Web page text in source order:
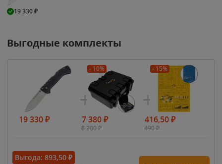
19 330₽
Выгодные комплекты
19 330₽
- 10%
7 380₽
8 200₽
- 15%
416,50₽
490₽
Выгода: 893,50 ₽